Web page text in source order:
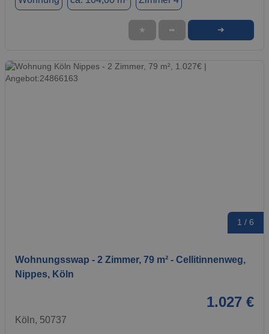
★ ➦ ➜
1 / 6
Wohnungsswap - 2 Zimmer, 79 m² - Cellitinnenweg,
Nippes, Köln
1.027 €
Köln, 50737